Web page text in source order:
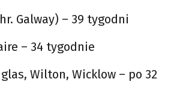
Galway) – 39 tygodni
– 34 tygodnie
Wilton, Wicklow – po 32